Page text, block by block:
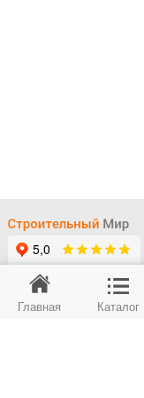
+7 (495) 414-22-76
Главная Каталог